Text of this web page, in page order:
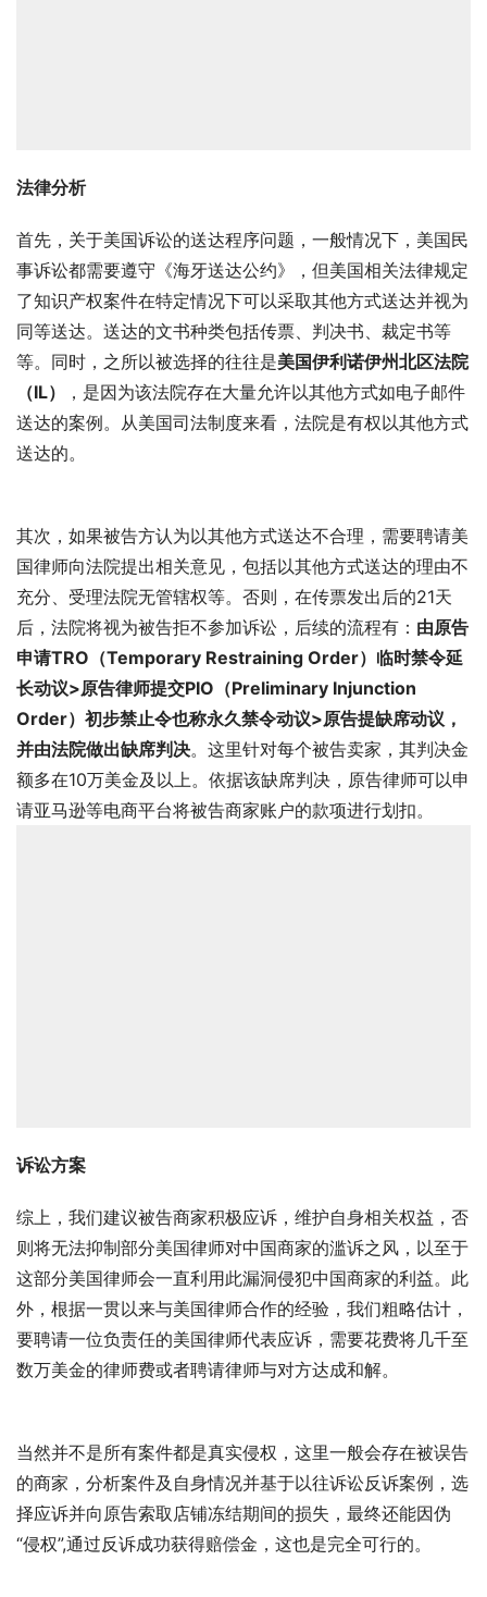
法律分析
首先，关于美国诉讼的送达程序问题，一般情况下，美国民
事诉讼都需要遵守《海牙送达公约》，但美国相关法律规定
了知识产权案件在特定情况下可以采取其他方式送达并视为
同等送达。送达的文书种类包括传票、判决书、裁定书等
等。同时，之所以被选择的往往是美国伊利诺伊州北区法院
（IL）
，是因为该法院存在大量允许以其他方式如电子邮件
送达的案例。从美国司法制度来看，法院是有权以其他方式
送达的。
其次，如果被告方认为以其他方式送达不合理，需要聘请美
国律师向法院提出相关意见，包括以其他方式送达的理由不
充分、受理法院无管辖权等。否则，在传票发出后的21天
后，法院将视为被告拒不参加诉讼，后续的流程有： 由原告
申请TRO（Temporary Restraining Order）临时禁令延
长动议>原告律师提交PIO（Preliminary Injunction
Order）初步禁止令也称永久禁令动议>原告提缺席动议，
并由法院做出缺席判决。这里针对每个被告卖家，其判决金
额多在10万美金及以上。依据该缺席判决，原告律师可以申
请亚马逊等电商平台将被告商家账户的款项进行划扣。
诉讼方案
综上，我们建议被告商家积极应诉，维护自身相关权益，否
则将无法抑制部分美国律师对中国商家的滥诉之风，以至于
这部分美国律师会一直利用此漏洞侵犯中国商家的利益。此
外，根据一贯以来与美国律师合作的经验，我们粗略估计，
要聘请一位负责任的美国律师代表应诉，需要花费将几千至
数万美金的律师费或者聘请律师与对方达成和解。
当然并不是所有案件都是真实侵权，这里一般会存在被误告
的商家，分析案件及自身情况并基于以往诉讼反诉案例，选
择应诉并向原告索取店铺冻结期间的损失，最终还能因伪
“侵权”,通过反诉成功获得赔偿金，这也是完全可行的。